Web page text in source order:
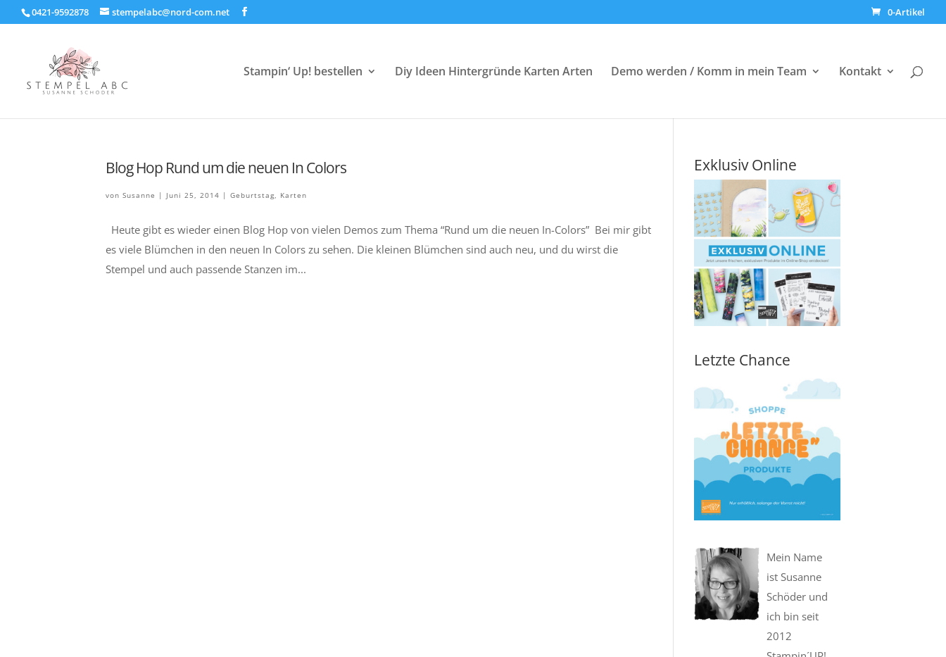
0421-9592878 stempelabc@nord-com.net 0-Artikel
Stampin‘ Up! bestellen Diy Ideen Hintergründe Karten Arten Demo werden / Komm in mein Team Kontakt
Blog Hop Rund um die neuen In Colors
von Susanne | Juni 25, 2014 | Geburtstag, Karten
Heute gibt es wieder einen Blog Hop von vielen Demos zum Thema “Rund um die neuen In-Colors” Bei mir gibt
es viele Blümchen in den neuen In Colors zu sehen. Die kleinen Blümchen sind auch neu, und du wirst die
Stempel und auch passende Stanzen im...
Exklusiv Online
Letzte Chance
Mein Name
ist Susanne
Schöder und
ich bin seit
2012